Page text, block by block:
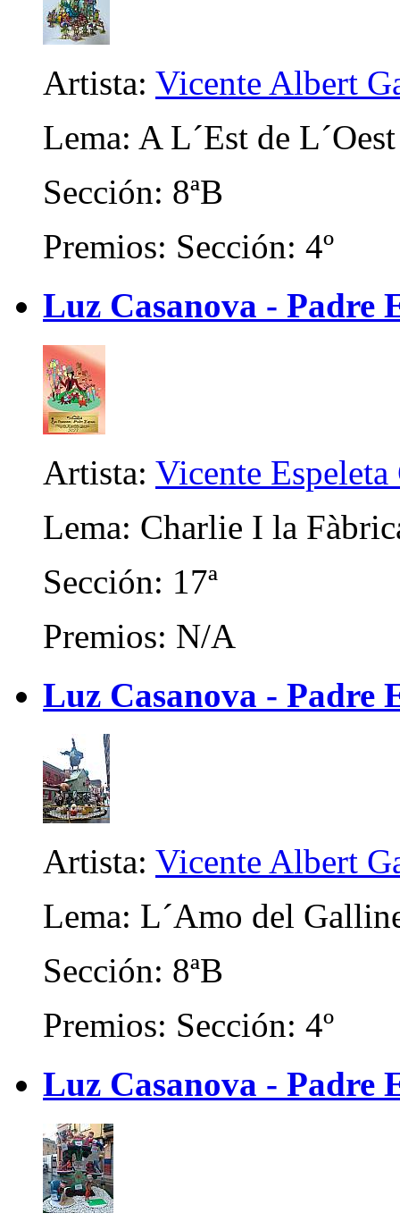
Artista: Vicente Albert
Lema: A L´Est de L´Oest
Sección: 8ªB
Premios: Sección: 4º
Luz Casanova - Padre
Artista: Vicente Espeleta
Lema: Charlie I la
Sección: 17ª
Premios: N/A
Luz Casanova - Padre
Artista: Vicente Albert
Lema: L´Amo del
Sección: 8ªB
Premios: Sección: 4º
Luz Casanova - Padre